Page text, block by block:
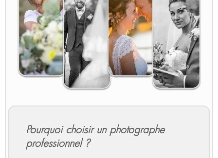
Pourquoi choisir un photographe
professionnel ?